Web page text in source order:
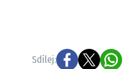
EV
Sdílej: